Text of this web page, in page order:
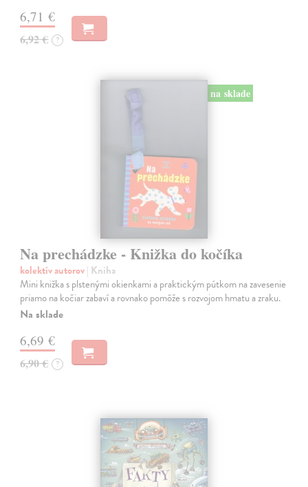
6,71 €
6,92 € ?
na sklade
Na prechádzke - Knižka do kočíka
kolektív autorov| Kniha
Mini knižka s plstenými okienkami a praktickým pútkom na zavesenie
priamo na kočiar zabaví a rovnako pomôže s rozvojom hmatu a zraku.
Na sklade
6,69 €
6,90 € ?